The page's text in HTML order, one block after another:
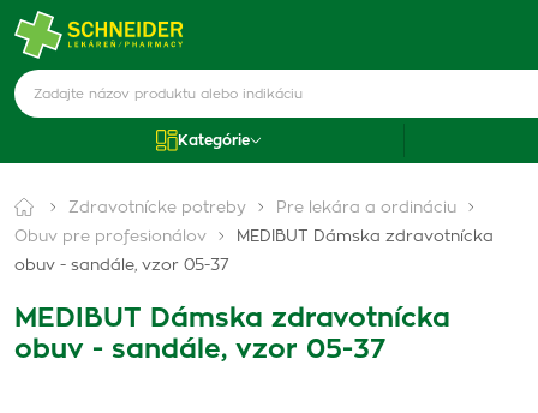
Kategórie
Zdravotnícke potreby
Pre lekára a ordináciu
Obuv pre profesionálov
MEDIBUT Dámska zdravotnícka
obuv - sandále, vzor 05-37
MEDIBUT Dámska zdravotnícka
obuv - sandále, vzor 05-37